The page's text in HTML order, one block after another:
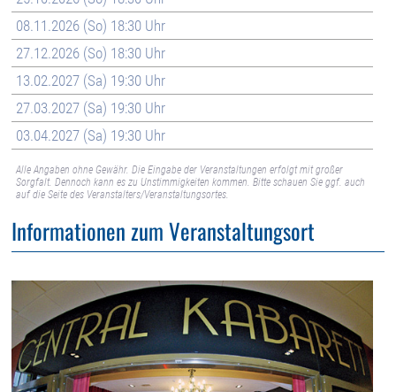
08.11.2026 (So) 18:30 Uhr
27.12.2026 (So) 18:30 Uhr
13.02.2027 (Sa) 19:30 Uhr
27.03.2027 (Sa) 19:30 Uhr
03.04.2027 (Sa) 19:30 Uhr
Alle Angaben ohne Gewähr. Die Eingabe der Veranstaltungen erfolgt mit großer
Sorgfalt. Dennoch kann es zu Unstimmigkeiten kommen. Bitte schauen Sie ggf. auch
auf die Seite des Veranstalters/Veranstaltungsortes.
Informationen zum Veranstaltungsort